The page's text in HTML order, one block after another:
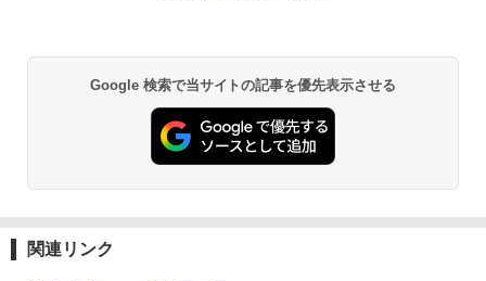
Google 検索で当サイトの記事を優先表示させる
関連リンク